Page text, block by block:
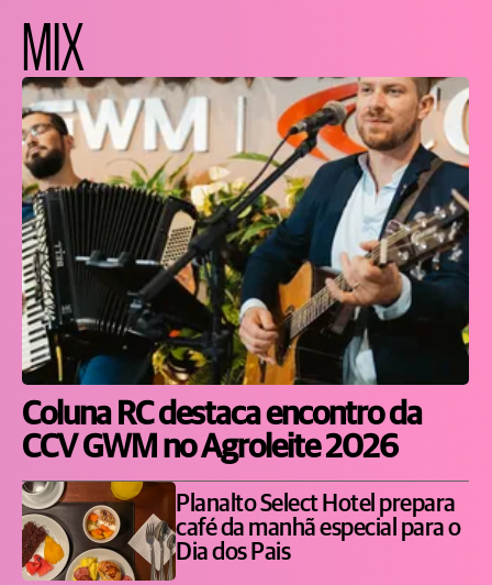
MIX
Coluna RC destaca encontro da
CCV GWM no Agroleite 2026
Planalto Select Hotel prepara
café da manhã especial para o
Dia dos Pais